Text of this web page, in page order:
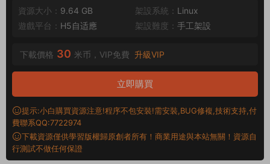
資源大小： 9.64 GB 架設系統： Linux
遊戲平台： H5自适應 架設難度： 手工架設
下載價格 30 米币，VIP免費 升級VIP
立即購買
提示:小白購買資源注意!程序不包安裝!需安裝,BUG修複,技術支持,付
費聯系QQ:7722974
下載資源僅供學習版權歸原創者所有！商業用途與本站無關！資源自
行測試不做任何保證